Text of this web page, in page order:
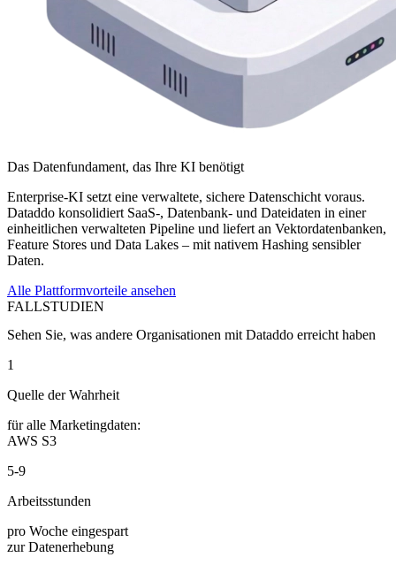
Das Datenfundament, das Ihre KI benötigt
Enterprise-KI setzt eine verwaltete, sichere Datenschicht voraus.
Dataddo konsolidiert SaaS-, Datenbank- und Dateidaten in einer
einheitlichen verwalteten Pipeline und liefert an Vektordatenbanken,
Feature Stores und Data Lakes – mit nativem Hashing sensibler
Daten.
Alle Plattformvorteile ansehen
FALLSTUDIEN
Sehen Sie, was andere Organisationen mit Dataddo erreicht haben
1
Quelle der Wahrheit
für alle Marketingdaten:
AWS S3
5-9
Arbeitsstunden
pro Woche eingespart
zur Datenerhebung